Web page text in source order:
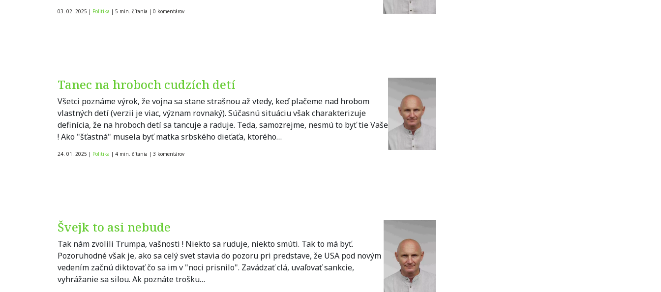
03. 02. 2025 | Politika | 5 min. čítania | 0 komentárov
Tanec na hroboch cudzích detí
Všetci poznáme výrok, že vojna sa stane strašnou až vtedy, keď plačeme nad hrobom
vlastných detí (verzii je viac, význam rovnaký). Súčasnú situáciu však charakterizuje
definícia, že na hroboch detí sa tancuje a raduje. Teda, samozrejme, nesmú to byť tie Vaše
! Ako "šťastná" musela byť matka srbského dieťaťa, ktorého…
24. 01. 2025 | Politika | 4 min. čítania | 3 komentárov
Švejk to asi nebude
Tak nám zvolili Trumpa, vašnosti ! Niekto sa ruduje, niekto smúti. Tak to má byť.
Pozoruhodné však je, ako sa celý svet stavia do pozoru pri predstave, že USA pod novým
vedením začnú diktovať čo sa im v "noci prisnilo". Zavádzať clá, uvaľovať sankcie,
vyhrážanie sa silou. Ak poznáte trošku…